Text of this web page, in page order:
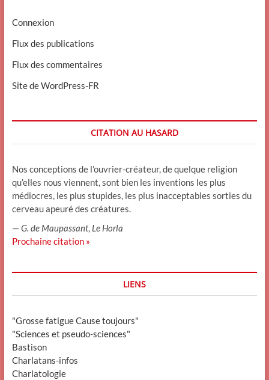
Connexion
Flux des publications
Flux des commentaires
Site de WordPress-FR
CITATION AU HASARD
Nos conceptions de l’ouvrier-créateur, de quelque religion
qu’elles nous viennent, sont bien les inventions les plus
médiocres, les plus stupides, les plus inacceptables sorties du
cerveau apeuré des créatures.
—G. de Maupassant, Le Horla
Prochaine citation »
LIENS
"Grosse fatigue Cause toujours"
"Sciences et pseudo-sciences"
Bastison
Charlatans-infos
Charlatologie